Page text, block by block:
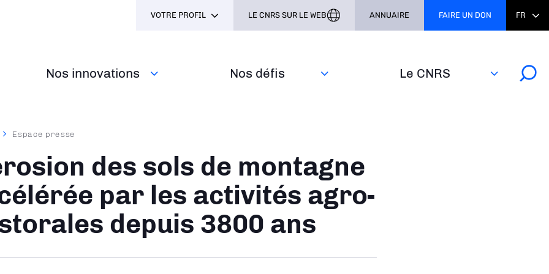
Nos innovations Nos défis‎ Le CNRS
VOTRE PROFIL LE CNRS SUR LE WEB ANNUAIRE FAIRE UN DON FR
Espace presse
des sols de montagne
par les activités agro-
depuis 3800 ans